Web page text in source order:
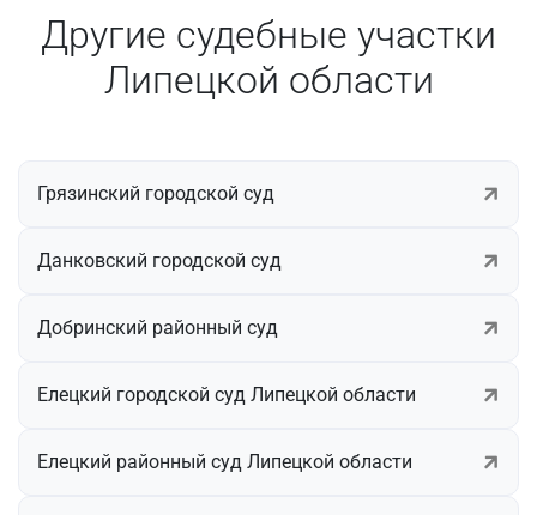
Другие судебные участки
Липецкой области
Грязинский городской суд
Данковский городской суд
Добринский районный суд
Елецкий городской суд Липецкой области
Елецкий районный суд Липецкой области